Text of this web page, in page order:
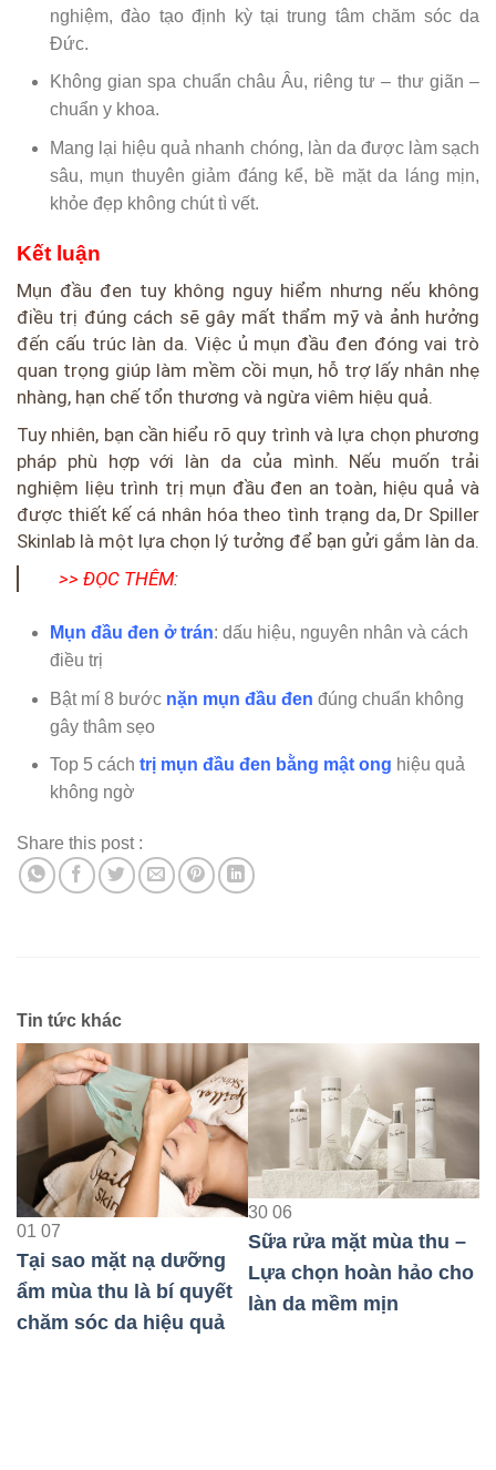
nghiệm, đào tạo định kỳ tại trung tâm chăm sóc da
Đức.
Không gian spa chuẩn châu Âu, riêng tư – thư giãn –
chuẩn y khoa.
Mang lại hiệu quả nhanh chóng, làn da được làm sạch
sâu, mụn thuyên giảm đáng kể, bề mặt da láng mịn,
khỏe đẹp không chút tì vết.
Kết luận
Mụn đầu đen tuy không nguy hiểm nhưng nếu không
điều trị đúng cách sẽ gây mất thẩm mỹ và ảnh hưởng
đến cấu trúc làn da. Việc ủ mụn đầu đen đóng vai trò
quan trọng giúp làm mềm cồi mụn, hỗ trợ lấy nhân nhẹ
nhàng, hạn chế tổn thương và ngừa viêm hiệu quả.
Tuy nhiên, bạn cần hiểu rõ quy trình và lựa chọn phương
pháp phù hợp với làn da của mình. Nếu muốn trải
nghiệm liệu trình trị mụn đầu đen an toàn, hiệu quả và
được thiết kế cá nhân hóa theo tình trạng da, Dr Spiller
Skinlab là một lựa chọn lý tưởng để bạn gửi gắm làn da.
>> ĐỌC THÊM:
Mụn đầu đen ở trán: dấu hiệu, nguyên nhân và cách
điều trị
Bật mí 8 bước nặn mụn đầu đen đúng chuẩn không
gây thâm sẹo
Top 5 cách trị mụn đầu đen bằng mật ong hiệu quả
không ngờ
Share this post :
Tin tức khác
30 06
Sữa rửa mặt mùa thu –
Lựa chọn hoàn hảo cho
làn da mềm mịn
08
Bảo Vệ Da Nhạy Cảm
Khi Đi Máy Bay Hiệu
Quả Nhất